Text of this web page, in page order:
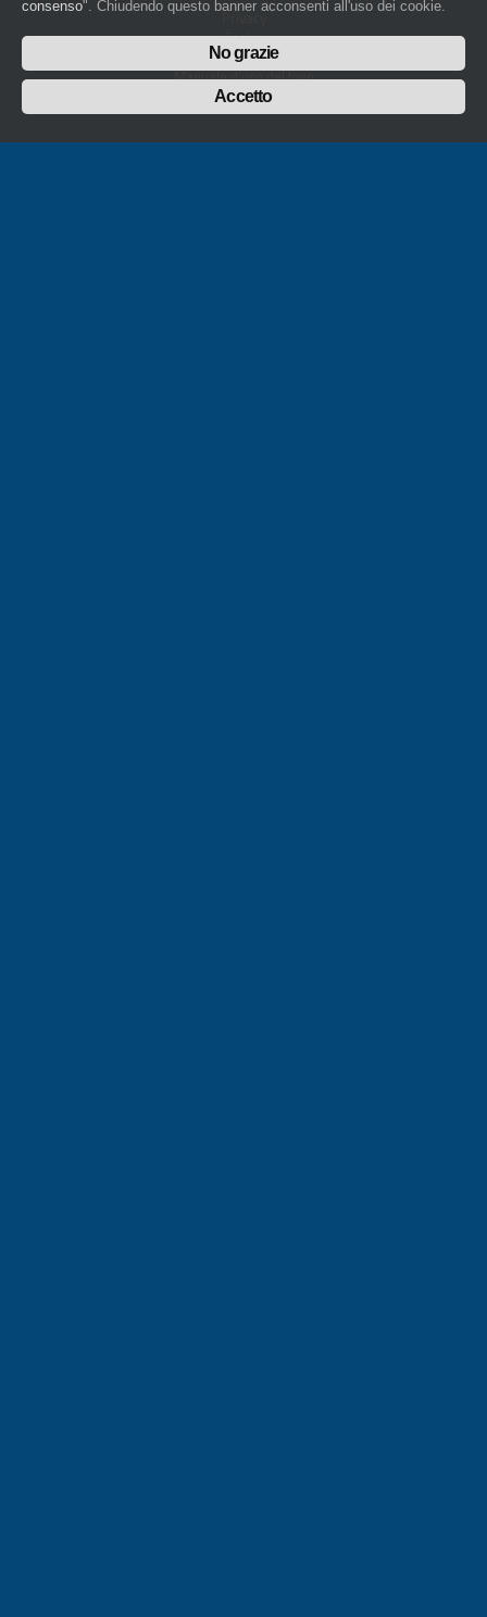
Privacy
Cookie
Whistleblowing
Manuale d'uso del logo
Policy sulla Parità di genere
consenso". Chiudendo questo banner acconsenti all'uso dei cookie.
No grazie
Accetto